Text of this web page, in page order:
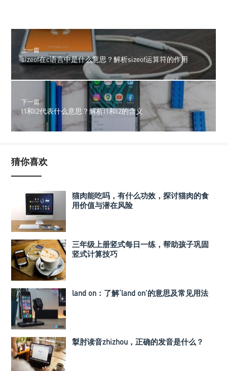
上一篇
sizeof在c语言中是什么意思？解析sizeof运算符的作用
下一篇
l1和l2代表什么意思？解析l1和l2的含义
猜你喜欢
猫肉能吃吗，有什么功效，探讨猫肉的食
用价值与潜在风险
三年级上册竖式每日一练，帮助孩子巩固
竖式计算技巧
land on：了解‘land on’的意思及常见用法
掣肘读音zhizhou，正确的发音是什么？